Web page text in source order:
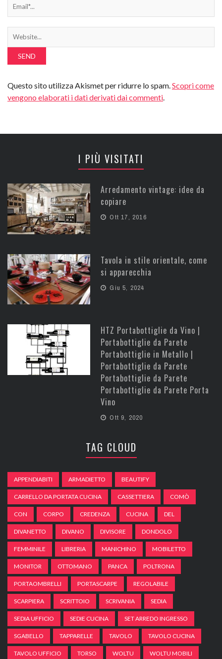
Questo sito utilizza Akismet per ridurre lo spam.Scopri come
vengono elaborati i dati derivati dai commenti.
I PIÙ VISITATI
Arredamento vintage: idee da
copiare
Ott 17, 2016
Tavola in stile orientale, come
si apparecchia
Giu 5, 2024
HTZ Portabottiglie da Vino |
Portabottiglie da Parete
Portabottiglie in Metallo |
Portabottiglie da Parete
Portabottiglie da Parete
Portabottiglie da Parete Porta
Vino
Ott 9, 2020
TAG CLOUD
APPENDIABITI ARMADIETTO BEAUTIFY
CARRELLO DA PORTATA CUCINA CASSETTIERA COMÒ
CON CORPO CREDENZA CUCINA DEL
DIVANETTO DIVANO DIVISORE DONDOLO
FEMMINILE LIBRERIA MANICHINO MOBILETTO
MONITOR OTTOMANO PANCA POLTRONA
PORTAOMBRELLI PORTASCARPE REGOLABILE
SCARPIERA SCRITTOIO SCRIVANIA SEDIA
SEDIA UFFICIO SEDIE CUCINA SET ARREDO INGRESSO
SGABELLO TAPPARELLE TAVOLO TAVOLO CUCINA
TAVOLO UFFICIO TORSO WOLTU WOLTU MOBILI